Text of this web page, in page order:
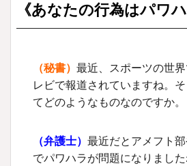
《あなたの行為はパワハ
（秘書） 最近、スポーツの世
レビで報道されていますね。
てどのようなものなのですか。
（弁護士） 最近だとアメフト
でパワハラが問題になりまし